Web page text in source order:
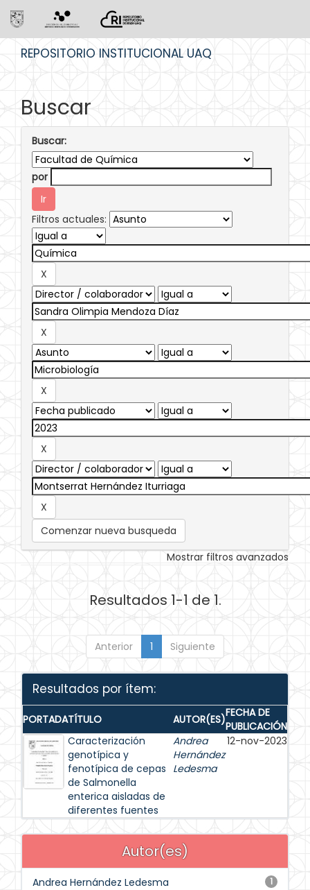
REPOSITORIO INSTITUCIONAL UAQ
Buscar
Buscar:
por
Filtros actuales:
Comenzar nueva busqueda
Mostrar filtros avanzados
Resultados 1-1 de 1.
Anterior 1 Siguiente
Resultados por ítem:
PORTADATÍTULO AUTOR(ES)FECHA DE
PUBLICACIÓN
Caracterización
genotípica y
fenotípica de cepas
de Salmonella
enterica aisladas de
diferentes fuentes
Andrea
Hernández
Ledesma
12-nov-2023
Autor(es)
1
Andrea Hernández Ledesma